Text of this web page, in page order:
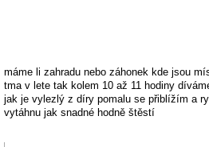
máme li zahradu nebo záhonek kde jsou
tma v lete tak kolem 10 až 11 hodiny
jak je vylezlý z díry pomalu se přiblížím a
vytáhnu jak snadné hodně štěstí